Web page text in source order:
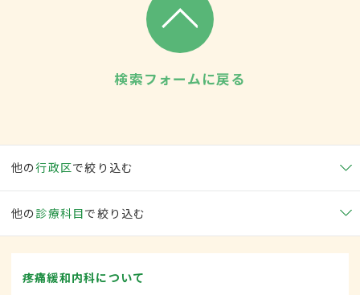
検索フォームに戻る
他の行政区で絞り込む
他の 診療科目で絞り込む
疼痛緩和内科について